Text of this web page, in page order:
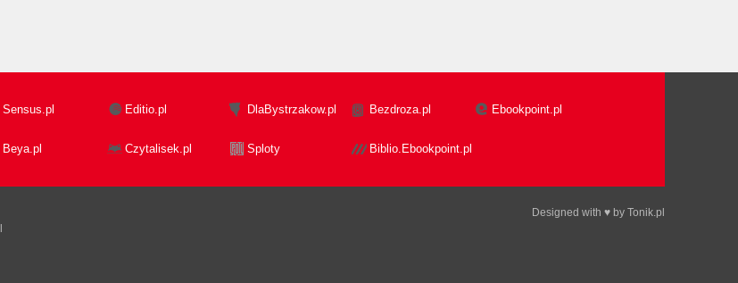
Sensus.pl Editio.pl DlaBystrzakow.pl Bezdroza.pl Ebookpoint.pl
Beya.pl Czytalisek.pl Sploty Biblio.Ebookpoint.pl
Designed with ♥ by Tonik.pl